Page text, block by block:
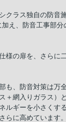
クラス独自の防音
え、防音工事部
様の扉を、さらに
も、防音対策は万全
＋網入りガラス）
ルギーを小さくす
らに高めています。